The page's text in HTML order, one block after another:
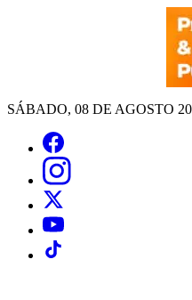
SÁBADO, 08 DE AGOSTO